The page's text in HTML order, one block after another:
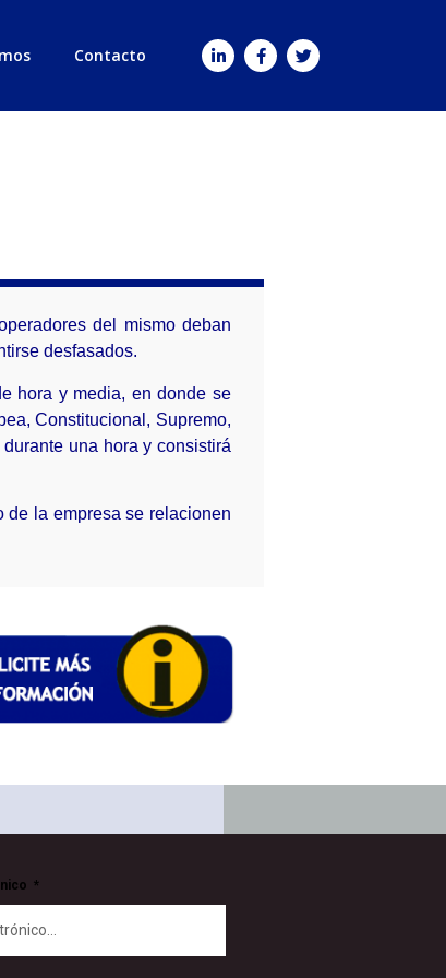
Contacto
del mismo deban
desfasados.
hora y media, en donde se
Constitucional, Supremo,
una hora y consistirá
de la empresa se relacionen